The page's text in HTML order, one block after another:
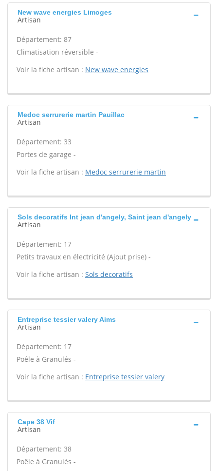
New wave energies Limoges
Artisan
Département: 87
Climatisation réversible -
Voir la fiche artisan : New wave energies
Medoc serrurerie martin Pauillac
Artisan
Département: 33
Portes de garage -
Voir la fiche artisan : Medoc serrurerie martin
Sols decoratifs Int jean d'angely, Saint jean d'angely
Artisan
Département: 17
Petits travaux en électricité (Ajout prise) -
Voir la fiche artisan : Sols decoratifs
Entreprise tessier valery Aims
Artisan
Département: 17
Poêle à Granulés -
Voir la fiche artisan : Entreprise tessier valery
Cape 38 Vif
Artisan
Département: 38
Poêle à Granulés -